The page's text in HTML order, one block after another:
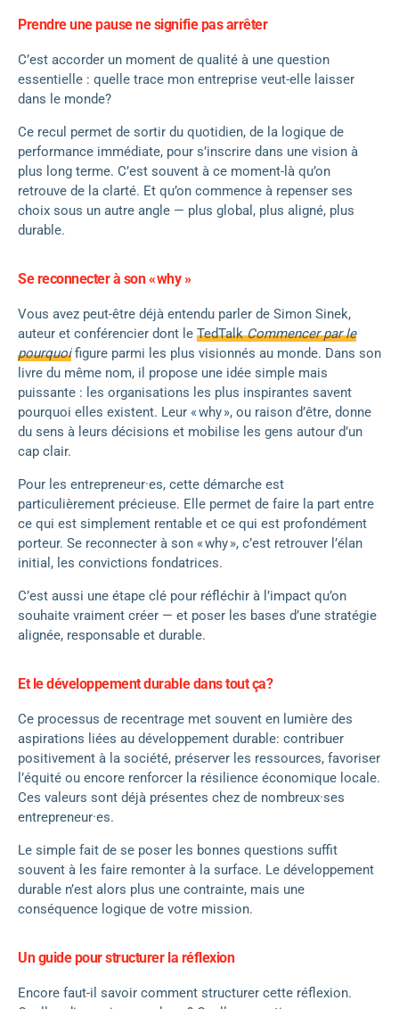
Prendre une pause ne signifie pas arrêter
C’est accorder un moment de qualité à une question
essentielle : quelle trace mon entreprise veut-elle laisser
dans le monde?
Ce recul permet de sortir du quotidien, de la logique de
performance immédiate, pour s’inscrire dans une vision à
plus long terme. C’est souvent à ce moment-là qu’on
retrouve de la clarté. Et qu’on commence à repenser ses
choix sous un autre angle — plus global, plus aligné, plus
durable.
Se reconnecter à son « why »
Vous avez peut-être déjà entendu parler de Simon Sinek,
auteur et conférencier dont le TedTalkCommencer par le
pourquoifigure parmi les plus visionnés au monde. Dans son
livre du même nom, il propose une idée simple mais
puissante : les organisations les plus inspirantes savent
pourquoi elles existent. Leur « why », ou raison d’être, donne
du sens à leurs décisions et mobilise les gens autour d’un
cap clair.
Pour les entrepreneur·es, cette démarche est
particulièrement précieuse. Elle permet de faire la part entre
ce qui est simplement rentable et ce qui est profondément
porteur. Se reconnecter à son « why », c’est retrouver l’élan
initial, les convictions fondatrices.
C’est aussi une étape clé pour réfléchir à l’impact qu’on
souhaite vraiment créer — et poser les bases d’une stratégie
alignée, responsable et durable.
Et le développement durable dans tout ça?
Ce processus de recentrage met souvent en lumière des
aspirations liées au développement durable: contribuer
positivement à la société, préserver les ressources, favoriser
l’équité ou encore renforcer la résilience économique locale.
Ces valeurs sont déjà présentes chez de nombreux·ses
entrepreneur·es.
Le simple fait de se poser les bonnes questions suffit
souvent à les faire remonter à la surface. Le développement
durable n’est alors plus une contrainte, mais une
conséquence logique de votre mission.
Un guide pour structurer la réflexion
Encore faut-il savoir comment structurer cette réflexion.